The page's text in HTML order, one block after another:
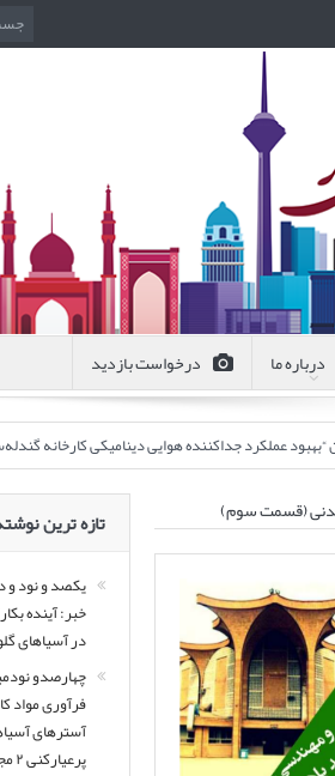
درباره ما درخواست بازدید
“بهبود عملکرد جداکننده هوایی دینامیکی
معدنی (قسمت سوم) تازه ترین
یکصد و نود و
خبر: آینده
در آسیاهای
چهارصدو
فرآوری مواد
پرعیارکنی ۲ مجتمع مس سرچشمه)